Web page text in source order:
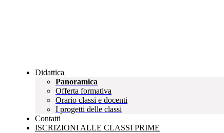
Didattica
Panoramica
Offerta formativa
Orario classi e docenti
I progetti delle classi
Contatti
ISCRIZIONI ALLE CLASSI PRIME